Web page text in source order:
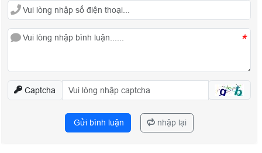
*
Captcha
Gửi bình luận nhập lại